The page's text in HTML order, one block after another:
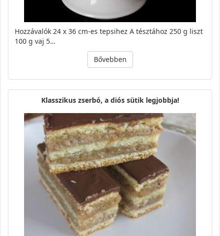
Hozzávalók 24 x 36 cm-es tepsihez A tésztához 250 g liszt
100 g vaj 5…
Bővebben
Klasszikus zserbó, a diós sütik legjobbja!